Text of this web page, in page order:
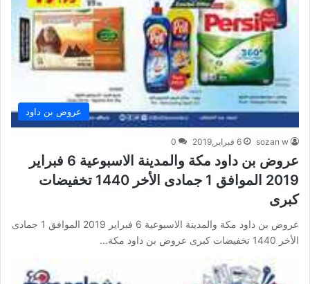
عروض بن داود
sozan w 6 فبراير,2019 0
عروض بن داود مكة والمدينة الاسبوعية 6 فبراير
2019 الموافق 1 جمادى الأخر 1440 تخفيضات
كبرى
عروض بن داود مكة والمدينة الاسبوعية 6 فبراير 2019 الموافق 1 جمادى
الأخر 1440 تخفيضات كبرى عروض بن داود مكة…